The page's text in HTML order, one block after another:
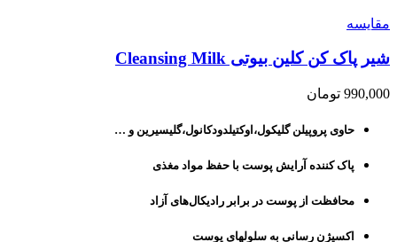
مقايسه
شیر پاک کن کلین بیوتی Cleansing Milk
990,000 تومان
حاوی پروپیلن گلیکول،اوکتیلدودکانول،گلیسیرین و …
پاک کننده آرایش پوست با حفظ مواد مغذی
محافظت از پوست در برابر رادیکال‌های آزاد
اکسیژن رسانی به سلولهای پوست